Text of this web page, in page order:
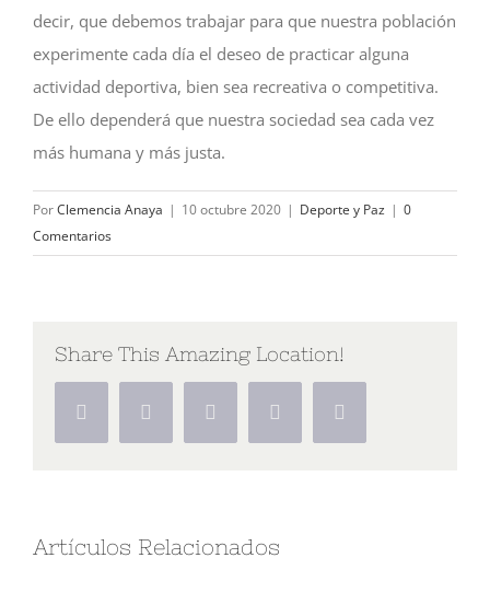
decir, que debemos trabajar para que nuestra población
experimente cada día el deseo de practicar alguna
actividad deportiva, bien sea recreativa o competitiva.
De ello dependerá que nuestra sociedad sea cada vez
más humana y más justa.
PorClemencia Anaya | 10 octubre 2020 | Deporte y Paz | 0
Comentarios
Share This Amazing Location!
Facebook Twitter Google+ Pinterest
Artículos Relacionados